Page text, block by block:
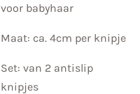
voor babyhaar
Maat: ca. 4cm per knipje
Set: van 2 antislip
knipjes